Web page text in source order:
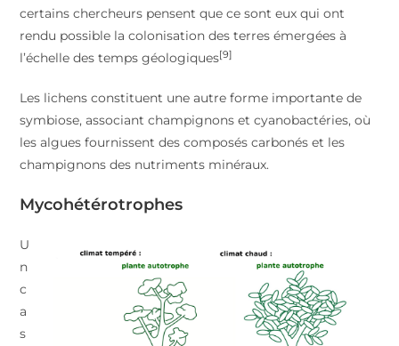
certains chercheurs pensent que ce sont eux qui ont
rendu possible la colonisation des terres émergées à
l’échelle des temps géologiques[9]
Les lichens constituent une autre forme importante de
symbiose, associant champignons et cyanobactéries, où
les algues fournissent des composés carbonés et les
champignons des nutriments minéraux.
Mycohétérotrophes
U
n
c
a
s